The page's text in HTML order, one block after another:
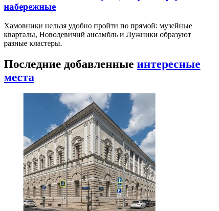
набережные
Хамовники нельзя удобно пройти по прямой: музейные
кварталы, Новодевичий ансамбль и Лужники образуют
разные кластеры.
Последние добавленные интересные
места